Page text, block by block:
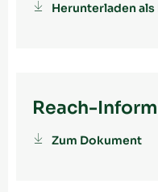
Herunterladen als
Reach-
Zum Dokument